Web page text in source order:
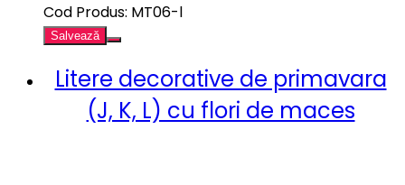
Cod Produs: MT06-l
Salvează
Litere decorative de primavara
(J, K, L) cu flori de maces